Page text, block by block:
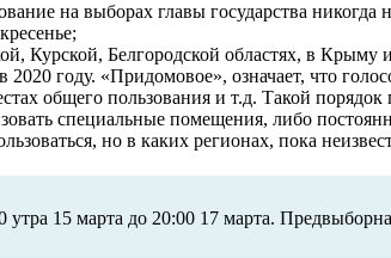
на выборах главы государства
Курской, Белгородской областях, в
2020 году. «Придомовое», означает, что
общего пользования и т.д. Такой
специальные помещения, либо
но в каких регионах, пока
утра 15 марта до 20:00 17 марта.